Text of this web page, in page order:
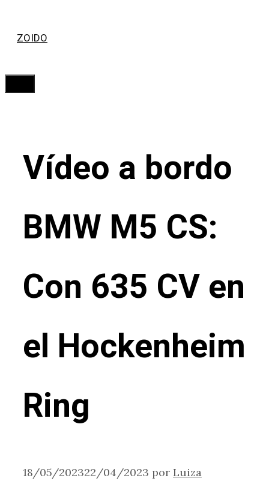
ZOIDO
Vídeo a bordo
BMW M5 CS:
Con 635 CV en
el Hockenheim
Ring
18/05/202322/04/2023 por Luiza